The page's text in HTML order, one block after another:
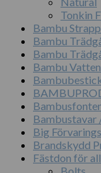
Tonkin
Bambu
Bambu
Bambu
Bambu
Bambustavar
Big
Brandskydd
Fästdon för